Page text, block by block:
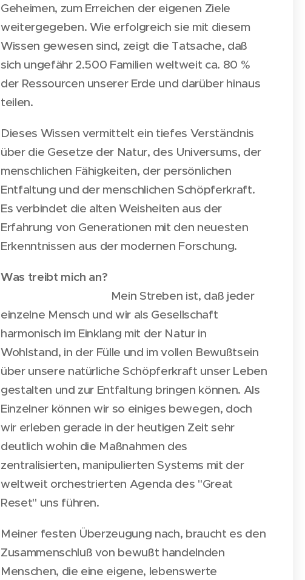
Geheimen, zum Erreichen der eigenen Ziele
weitergegeben. Wie erfolgreich sie mit diesem
Wissen gewesen sind, zeigt die Tatsache, daß
sich ungefähr 2.500 Familien weltweit ca. 80 %
der Ressourcen unserer Erde und darüber hinaus
teilen.
Dieses Wissen vermittelt ein tiefes Verständnis
über die Gesetze der Natur, des Universums, der
menschlichen Fähigkeiten, der persönlichen
Entfaltung und der menschlichen Schöpferkraft.
Es verbindet die alten Weisheiten aus der
Erfahrung von Generationen mit den neuesten
Erkenntnissen aus der modernen Forschung.
Was treibt mich an?
Mein Streben ist, daß jeder
einzelne Mensch und wir als Gesellschaft
harmonisch im Einklang mit der Natur in
Wohlstand, in der Fülle und im vollen Bewußtsein
über unsere natürliche Schöpferkraft unser Leben
gestalten und zur Entfaltung bringen können. Als
Einzelner können wir so einiges bewegen, doch
wir erleben gerade in der heutigen Zeit sehr
deutlich wohin die Maßnahmen des
zentralisierten, manipulierten Systems mit der
weltweit orchestrierten Agenda des "Great
Reset" uns führen.
Meiner festen Überzeugung nach, braucht es den
Zusammenschluß von bewußt handelnden
Menschen, die eine eigene, lebenswerte